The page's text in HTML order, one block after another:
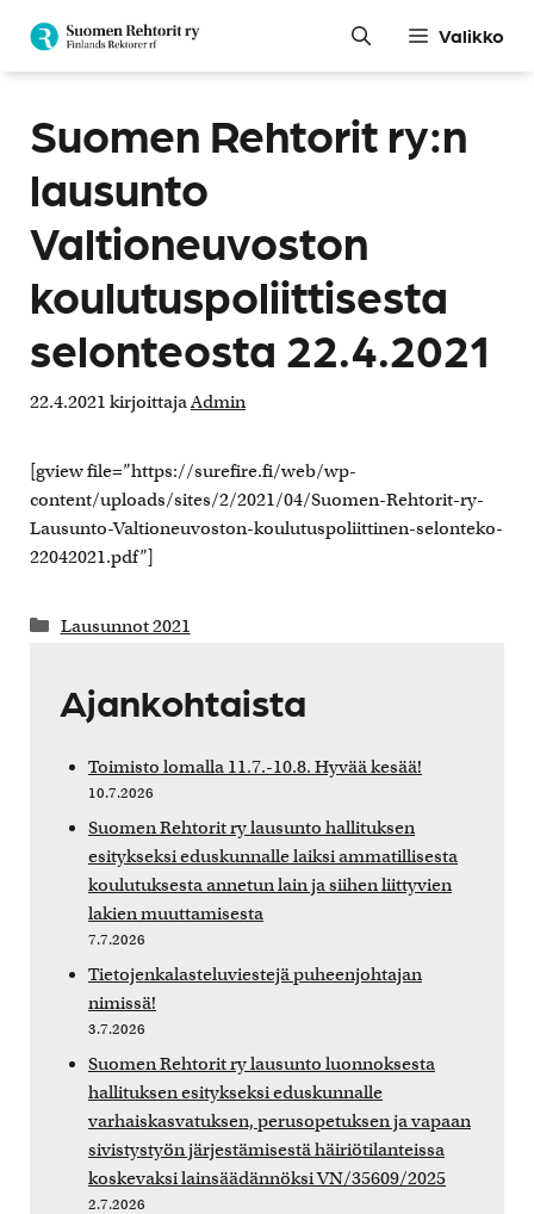
sisältöön
Valikko
Suomen Rehtorit ry:n
lausunto
Valtioneuvoston
koulutuspoliittisesta
selonteosta 22.4.2021
22.4.2021 kirjoittajaAdmin
[gview file=”https://surefire.fi/web/wp-
content/uploads/sites/2/2021/04/Suomen-Rehtorit-ry-
Lausunto-Valtioneuvoston-koulutuspoliittinen-selonteko-
22042021.pdf”]
Kategoriat
Lausunnot 2021
Ajankohtaista
Toimisto lomalla 11.7.-10.8. Hyvää kesää!
10.7.2026
Suomen Rehtorit ry lausunto hallituksen
esitykseksi eduskunnalle laiksi ammatillisesta
koulutuksesta annetun lain ja siihen liittyvien
lakien muuttamisesta
7.7.2026
Tietojenkalasteluviestejä puheenjohtajan
nimissä!
3.7.2026
Suomen Rehtorit ry lausunto luonnoksesta
hallituksen esitykseksi eduskunnalle
varhaiskasvatuksen, perusopetuksen ja vapaan
sivistystyön järjestämisestä häiriötilanteissa
koskevaksi lainsäädännöksi VN/35609/2025
2.7.2026